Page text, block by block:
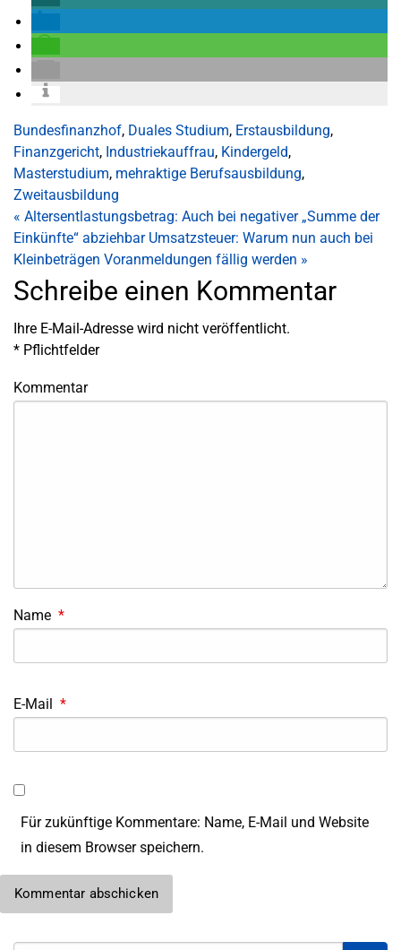
Bundesfinanzhof, Duales Studium, Erstausbildung,
Finanzgericht, Industriekauffrau, Kindergeld,
Masterstudium, mehraktige Berufsausbildung,
Zweitausbildung
« Altersentlastungsbetrag: Auch bei negativer „Summe der
Einkünfte“ abziehbar Umsatzsteuer: Warum nun auch bei
Kleinbeträgen Voranmeldungen fällig werden »
Schreibe einen Kommentar
Ihre E-Mail-Adresse wird nicht veröffentlicht.
* Pflichtfelder
Kommentar
Name *
E-Mail *
Für zukünftige Kommentare: Name, E-Mail und Website
in diesem Browser speichern.